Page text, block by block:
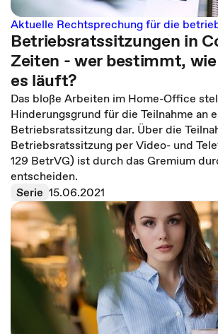
Aktuelle Rechtsprechung für die
Betriebsratssitzungen in
Zeiten - wer bestimmt,
es läuft?
Das bloße Arbeiten im Home-Office
Hinderungsgrund für die Teilnahme an
Betriebsratssitzung dar. Über die
Betriebsratssitzung per Video- und
129 BetrVG) ist durch das Gremium
entscheiden.
Serie 15.06.2021